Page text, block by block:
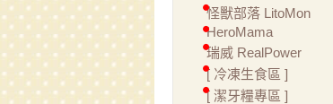
怪獸部落 LitoMon
HeroMama
瑞威 RealPower
[ 冷凍生食區 ]
[ 潔牙糧專區 ]